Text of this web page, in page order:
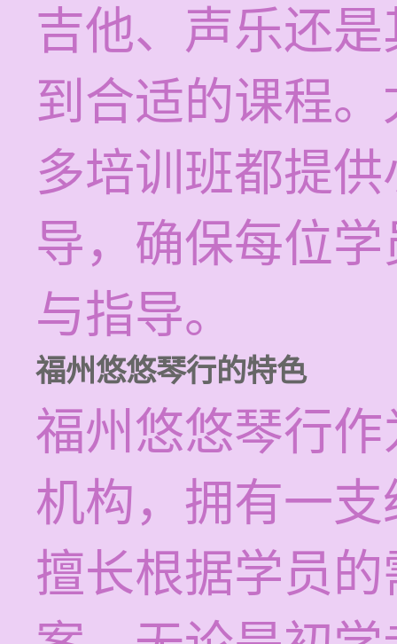
吉他、声乐还
到合适的课程
多培训班都提
导，确保每位
与指导。
福州悠悠琴行的特色
福州悠悠琴行
机构，拥有一
擅长根据学员